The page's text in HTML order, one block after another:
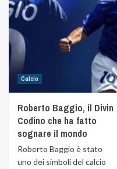
Calcio
Roberto Baggio, il Divin
Codino che ha fatto
sognare il mondo
Roberto Baggio è stato
uno dei simboli del calcio